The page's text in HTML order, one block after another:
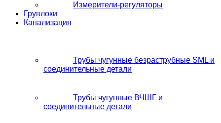
Измерители-регуляторы
Грувлоки
Канализация
Трубы чугунные безраструбные SML и
соединительные детали
Трубы чугунные ВЧШГ и
соединительные детали